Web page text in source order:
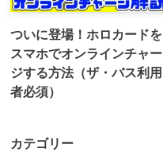
ついに登場！ホロカードを
スマホでオンラインチャー
ジする方法（ザ・バス利用
者必須）
カテゴリー